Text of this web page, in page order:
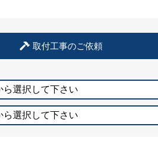
取付工事のご依頼
ら選択して下さい
ら選択して下さい